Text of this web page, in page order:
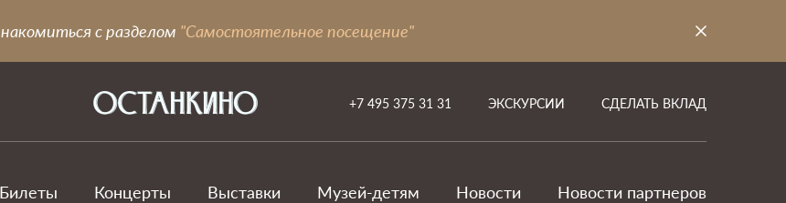
с разделом "Самостоятельное посещение"
+7 495 375 31 31 ЭКСКУРСИИ СДЕЛАТЬ ВКЛАД
Билеты Концерты Выставки Музей-детям Новости Новости партнеров